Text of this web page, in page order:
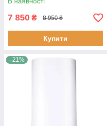
7 850 ₴ 8 950 ₴
Купити
–21%